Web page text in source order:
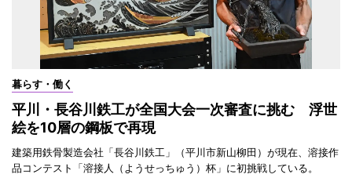
暮らす・働く
平川・長谷川鉄工が全国大会一次審査に挑む 浮世
絵を10層の鋼板で再現
建築用鉄骨製造会社「長谷川鉄工」（平川市新山柳田）が現在、溶接作
品コンテスト「溶接人（ようせっちゅう）杯」に初挑戦している。